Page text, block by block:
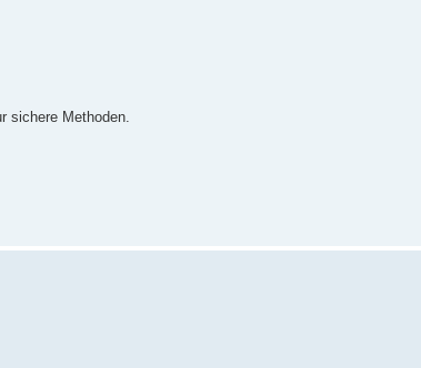
sichere Methoden.